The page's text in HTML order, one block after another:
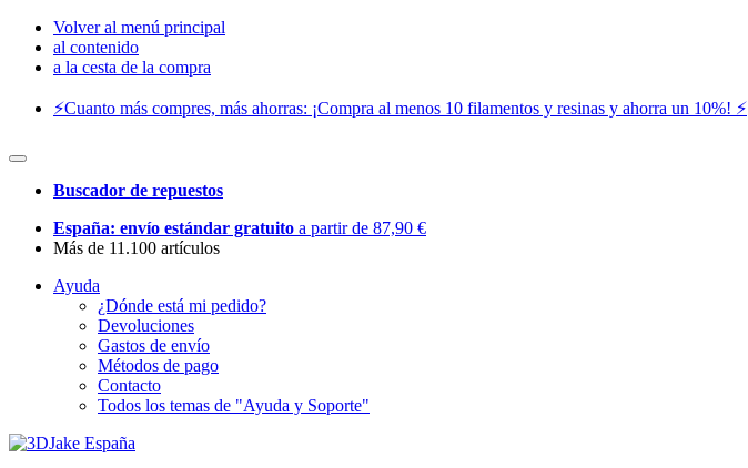
Volver al menú principal
al contenido
a la cesta de la compra
⚡️Cuanto más compres, más ahorras: ¡Compra al menos 10 filamentos y resinas y ahorra un 10%! ⚡️
Buscador de repuestos
España: envío estándar gratuito a partir de 87,90 €
Más de 11.100 artículos
Ayuda
¿Dónde está mi pedido?
Devoluciones
Gastos de envío
Métodos de pago
Contacto
Todos los temas de "Ayuda y Soporte"